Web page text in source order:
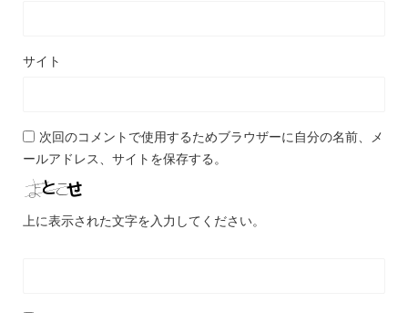
サイト
次回のコメントで使用するためブラウザーに自分の名前、メ
ールアドレス、サイトを保存する。
上に表示された文字を入力してください。